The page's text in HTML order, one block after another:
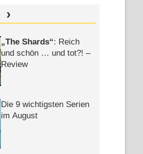
The Shards : Reich
und schön … und tot?! –
Review
Die 9 wichtigsten Serien
im August